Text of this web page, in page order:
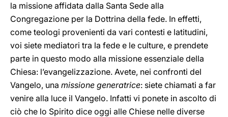
la missione affidata dalla Santa Sede alla
Congregazione per la Dottrina della fede. In effetti,
come teologi provenienti da vari contesti e latitudini,
voi siete mediatori tra la fede e le culture, e prendete
parte in questo modo alla missione essenziale della
Chiesa: l’evangelizzazione. Avete, nei confronti del
Vangelo, una missione generatrice: siete chiamati a far
venire alla luce il Vangelo. Infatti vi ponete in ascolto di
ciò che lo Spirito dice oggi alle Chiese nelle diverse